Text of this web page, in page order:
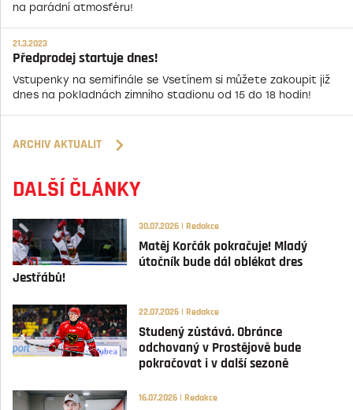
na parádní atmosféru!
21.3.2023
Předprodej startuje dnes!
Vstupenky na semifinále se Vsetínem si můžete zakoupit již
dnes na pokladnách zimního stadionu od 15 do 18 hodin!
ARCHIV AKTUALIT
DALŠÍ ČLÁNKY
30.07.2026 | Redakce
Matěj Korčák pokračuje! Mladý
útočník bude dál oblékat dres
Jestřábů!
22.07.2026 | Redakce
Studený zůstává. Obránce
odchovaný v Prostějově bude
pokračovat i v další sezoně
16.07.2026 | Redakce